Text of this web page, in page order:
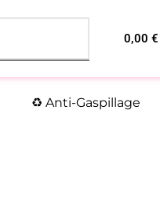
0,00€
♻️ Anti-Gaspillage